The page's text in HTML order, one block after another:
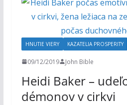
HNUTIE VIERY KAZATELIA PROSPERITY
09/12/2019 John Bible
Heidi Baker –
démonov v cirkvi